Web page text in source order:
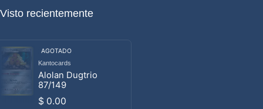
Visto recientemente
AGOTADO
Proveedor:
Kantocards
Alolan Dugtrio
87/149
Precio habitual
$ 0.00